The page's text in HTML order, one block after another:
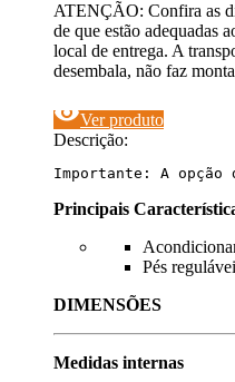
ATENÇÃO: Confira as
de que estão adequadas
local de entrega. A
desembala, não faz
visibilityVer produto
Descrição:
Importante: A
Principais
Pés
DIMENSÕES